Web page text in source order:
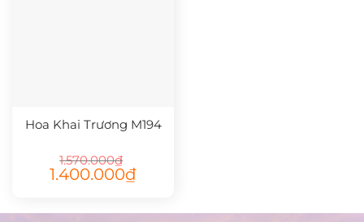
Hoa Khai Trương M194
1.570.000₫
Giá
gốc
1.400.000₫Giá
1.400.000₫.